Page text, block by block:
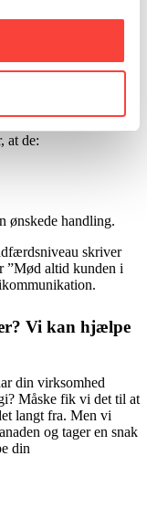
Vær ikke bange for at
Bydeformer er ord,
fløjt etc.
pegende i deres
at de:
ønskede handling.
skriver
”Mød altid kunden i
Vi kan hjælpe
din virksomhed
Måske fik vi det til at
langt fra. Men vi
og tager en snak
din